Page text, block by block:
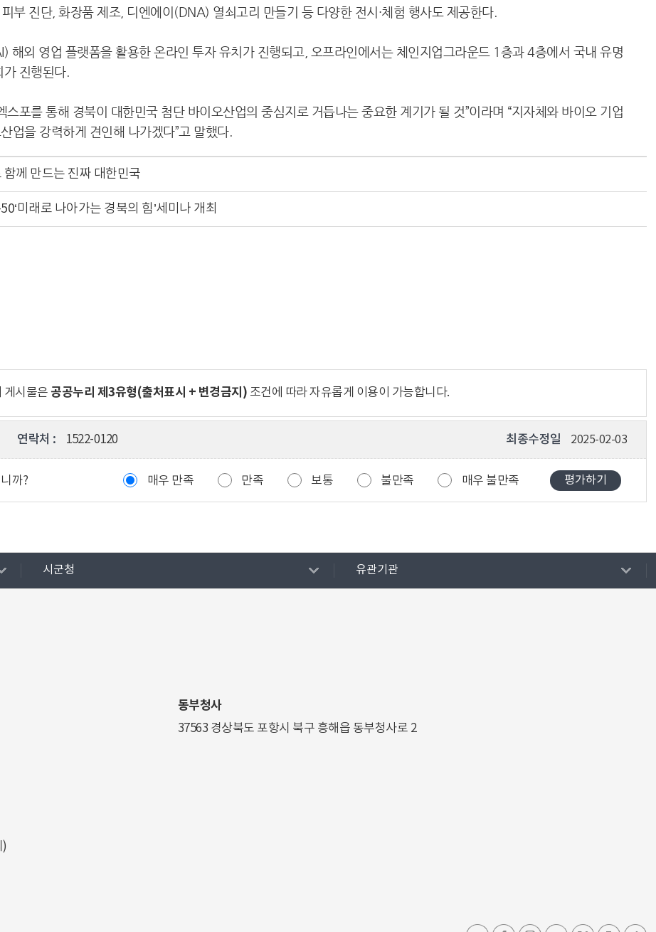
부 진단, 화장품 제조, 디엔에이(DNA) 열쇠고리 만들기 등 다양한 전시·체험 행사도 제공한다.
해외 영업 플랫폼을 활용한 온라인 투자 유치가 진행되고, 오프라인에서는 체인지업그라운드 1층과 4층에서 국내 유명
진행된다.
포를 통해 경북이 대한민국 첨단 바이오산업의 중심지로 거듭나는 중요한 계기가 될 것”이라며 “지자체와 바이오 기업
업을 강력하게 견인해 나가겠다”고 말했다.
께 만드는 진짜 대한민국
미래로 나아가는 경북의 힘’세미나 개최
게시물은 공공누리 제3유형(출처표시 + 변경금지) 조건에 따라 자유롭게 이용이 가능합니다.
연락처 : 1522-0120 최종수정일 2025-02-03
까? 매우 만족 만족 보통 불만족 매우 불만족
시군청 유관기관
동부청사
37563 경상북도 포항시 북구 흥해읍 동부청사로 2